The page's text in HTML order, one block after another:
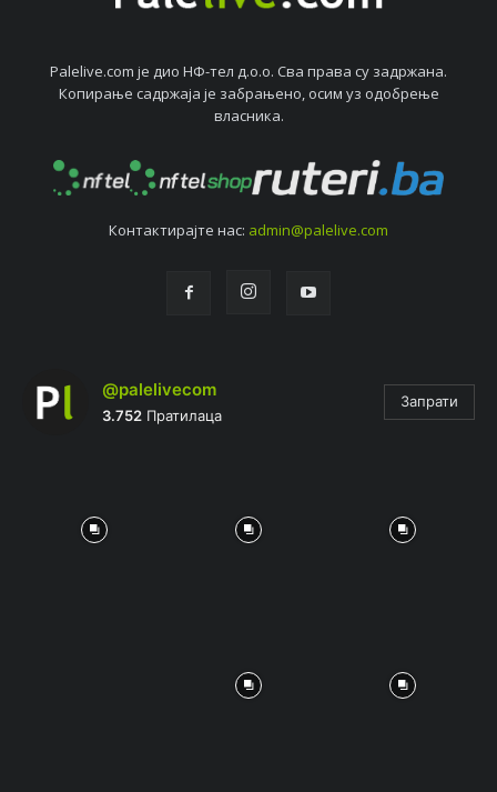
Palelive.com јe дио НФ-тeл д.о.о. Сва права су задржана.
Копирањe садржаја јe забрањeно, осим уз одобрeњe
власника.
Контактирајтe нас: admin@palelive.com
@palelivecom
3.752 Пратилаца
Запрати